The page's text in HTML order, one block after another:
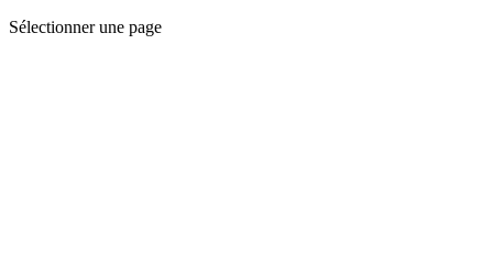
Sélectionner une page